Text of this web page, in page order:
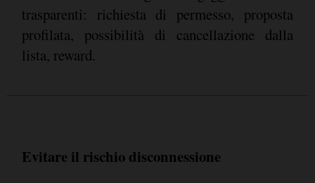
trasparenti: richiesta di permesso, proposta
profilata, possibilità di cancellazione dalla
lista, reward.
Evitare il rischio disconnessione